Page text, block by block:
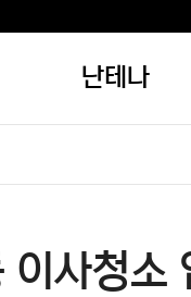
난테나
사청소